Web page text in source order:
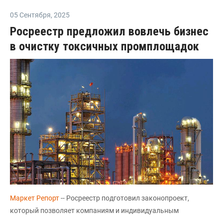
05 Сентября, 2025
Росреестр предложил вовлечь бизнес
в очистку токсичных промплощадок
Маркет Репорт-- Росреестр подготовил законопроект,
который позволяет компаниям и индивидуальным